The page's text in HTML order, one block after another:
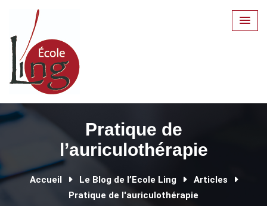
content
Pratique de
l’auriculothérapie
Accueil Le Blog de l’Ecole Ling
Articles
Pratique de l'auriculothérapie